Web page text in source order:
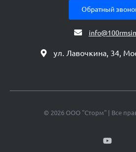
Обратный
ул. Лавочкина, 34,
© 2026 ООО "Сторм" | Все